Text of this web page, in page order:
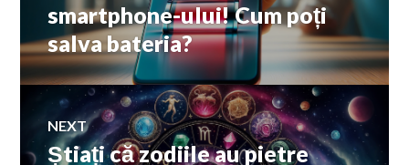
articole
smartphone-ului! Cum poți
salva bateria?
NEXT
Next
Știați că zodiile au pietre